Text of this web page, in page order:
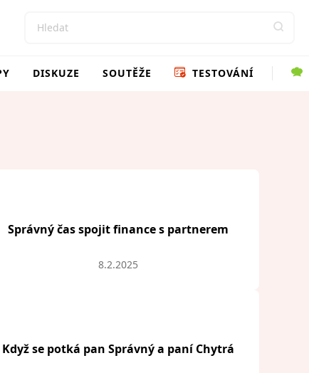
DISKUZE SOUTĚŽE TESTOVÁNÍ
Správný čas spojit finance s partnerem
8.2.2025
Když se potká pan Správný a paní Chytrá